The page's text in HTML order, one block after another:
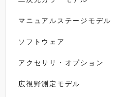
マニュアルステージモデル
ソフトウェア
アクセサリ・オプション
広視野測定モデル